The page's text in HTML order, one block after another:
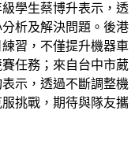
學生蔡博升表示，透
析及解決問題。後港
習，不僅提升機器車
任務；來自台中市葳
示，透過不斷調整機
挑戰，期待與隊友攜